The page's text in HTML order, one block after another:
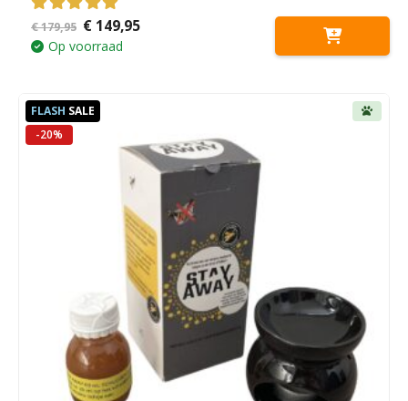
5.00out of 5
€179,95 Oorspronkelijke
prijs
was:
€149,95Huidige
Op voorraad
FLASH SALE
-20%